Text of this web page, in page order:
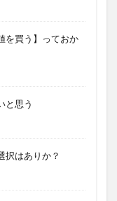
を買う】っておか
と思う
択はありか？